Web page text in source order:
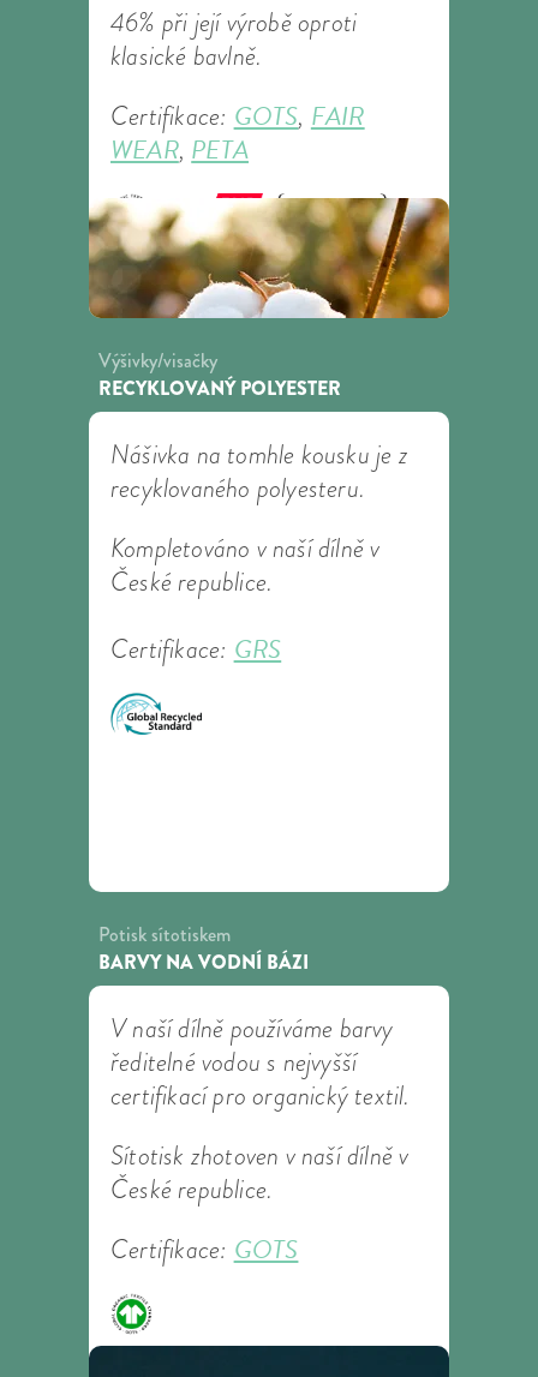
46% při její výrobě oproti
klasické bavlně.
Certifikace: GOTS, FAIR
WEAR, PETA
Výšivky/visačky
RECYKLOVANÝ POLYESTER
Nášivka na tomhle kousku je z
recyklovaného polyesteru.
Kompletováno v naší dílně v
České republice.
Certifikace: GRS
Potisk sítotiskem
BARVY NA VODNÍ BÁZI
V naší dílně používáme barvy
ředitelné vodou s nejvyšší
certifikací pro organický textil.
Sítotisk zhotoven v naší dílně v
České republice.
Certifikace: GOTS